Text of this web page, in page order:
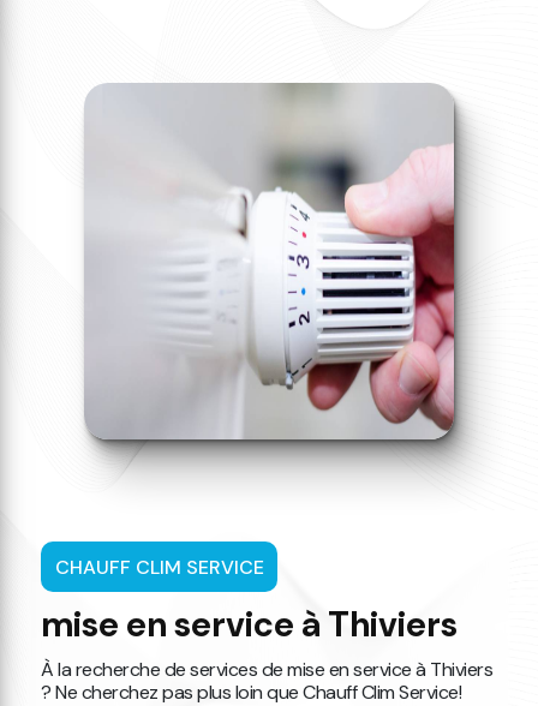
CHAUFF CLIM SERVICE
mise en service à Thiviers
À la recherche de services de mise en service à Thiviers
? Ne cherchez pas plus loin que Chauff Clim Service!